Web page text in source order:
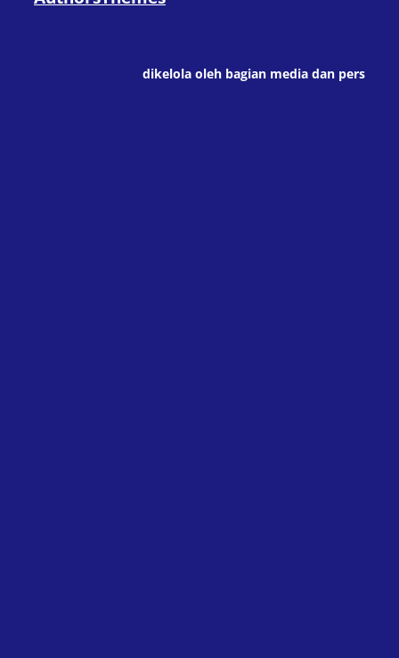
dikelola oleh bagian media dan pers